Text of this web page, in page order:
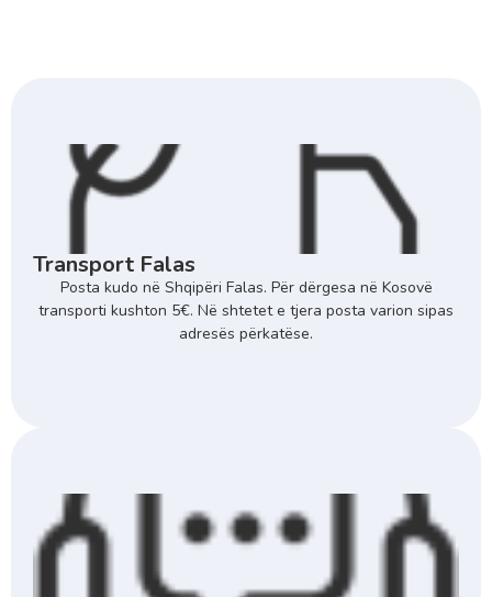
Transport Falas
Posta kudo në Shqipëri Falas. Për dërgesa në Kosovë
transporti kushton 5€. Në shtetet e tjera posta varion sipas
adresës përkatëse.